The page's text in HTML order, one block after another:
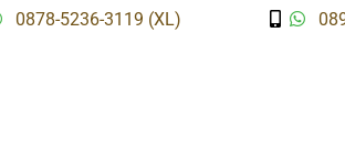
0878-5236-3119 (XL)